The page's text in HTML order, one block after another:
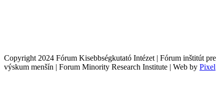
Copyright 2024 Fórum Kisebbségkutató Intézet | Fórum inštitút pre
výskum menšín | Forum Minority Research Institute | Web by Pixel